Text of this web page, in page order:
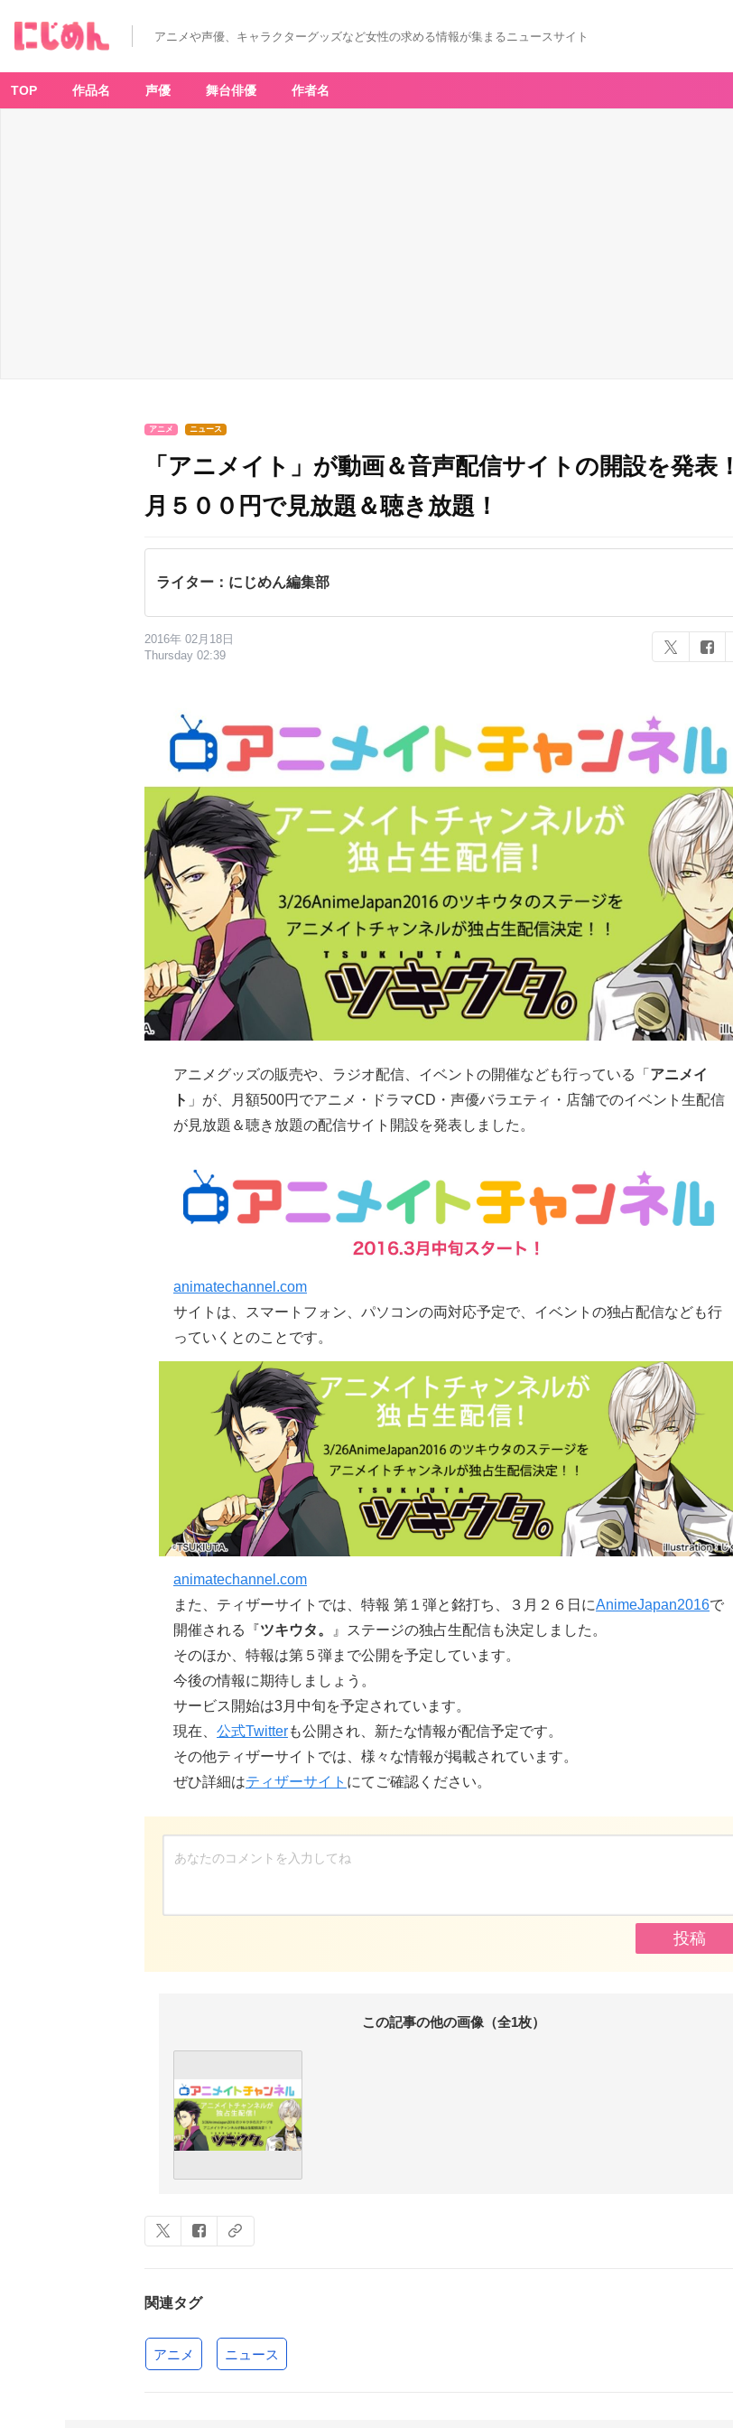
アニメや声優、キャラクターグッズなど女性の求める情報が集まるニュースサイト
TOP 作品名 声優 舞台俳優 作者名
アニメ ニュース
「アニメイト」が動画＆音声配信サイトの開設を発表！
月５００円で見放題＆聴き放題！
ライター：にじめん編集部
2016年 02月18日
Thursday 02:39
アニメグッズの販売や、ラジオ配信、イベントの開催なども行っている「 アニメイ
ト 」が、月額500円でアニメ・ドラマCD・声優バラエティ・店舗でのイベント生配信
が見放題＆聴き放題の配信サイト開設を発表しました。
animatechannel.com
サイトは、スマートフォン、パソコンの両対応予定で、イベントの独占配信なども行
っていくとのことです。
animatechannel.com
また、ティザーサイトでは、 特報 第１弾と銘打ち、３月２６日にAnimeJapan2016で
開催される『ツキウタ。
』ステージの独占生配信も決定しました。
そのほか、特報は第５弾まで公開を予定しています。
今後の情報に期待しましょう。
サービス開始は3月中旬を予定されています。
現在、 公式Twitterも公開され、新たな情報が配信予定です。
その他ティザーサイトでは、様々な情報が掲載されています。
ぜひ詳細はティザーサイト にてご確認ください。
この記事の他の画像（全1枚）
関連タグ
アニメ ニュース